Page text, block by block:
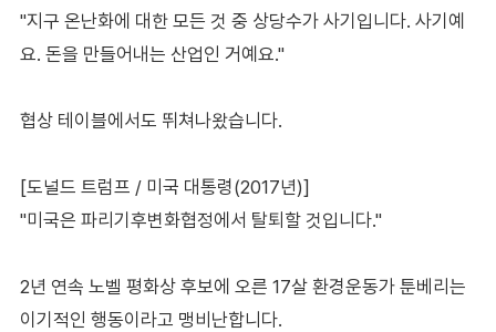
"지구 온난화에 대한 모든 것 중 상당수가 사기입니다. 사기예
요. 돈을 만들어내는 산업인 거예요."
협상 테이블에서도 뛰쳐나왔습니다.
[도널드 트럼프 / 미국 대통령(2017년)]
"미국은 파리기후변화협정에서 탈퇴할 것입니다."
2년 연속 노벨 평화상 후보에 오른 17살 환경운동가 툰베리는
이기적인 행동이라고 맹비난합니다.